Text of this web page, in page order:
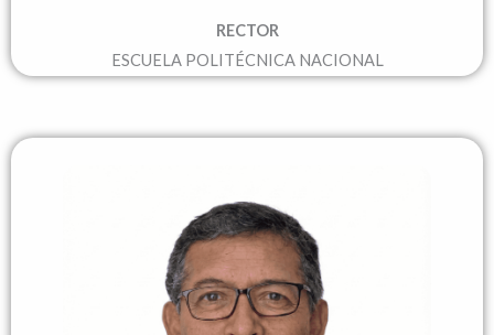
RECTOR
ESCUELA POLITÉCNICA NACIONAL